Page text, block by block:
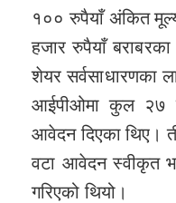
१०० रुपैयाँ अंकित
हजार रुपैयाँ
शेयर सर्वसाधारणका
आईपीओमा कुल २७
आवेदन दिएका थिए।
वटा आवेदन स्वीकृत
गरिएको थियो।